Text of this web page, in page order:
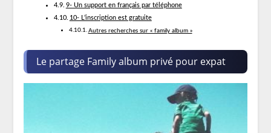
9- Un support en français par téléphone
10- L’inscription est gratuite
Autres recherches sur « family album »
Le partage Family album privé pour expat